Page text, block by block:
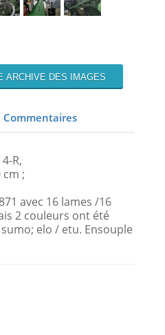
ARCHIVE DES IMAGES
Commentaires
R,
;
avec 16 lames /16
2 couleurs ont été
elo / etu. Ensouple